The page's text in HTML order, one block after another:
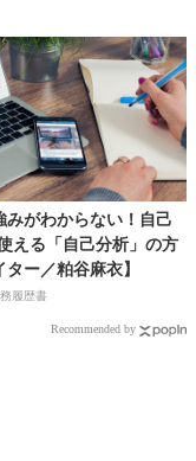
みがわからない！自己
える「自己分析」の方
ター／粕谷麻衣】
履歴書
Recommended by